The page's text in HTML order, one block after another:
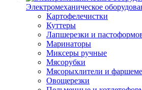
Электромеханическое
Картофелечистки
Куттеры
Лапшерезки и
Маринаторы
Миксеры ручные
Мясорубки
Мясорыхлители и
Овощерезки